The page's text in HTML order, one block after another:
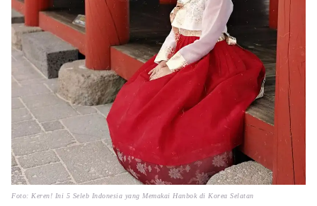
Foto: Keren! Ini 5 Seleb Indonesia yang Memakai Hanbok di Korea Selatan